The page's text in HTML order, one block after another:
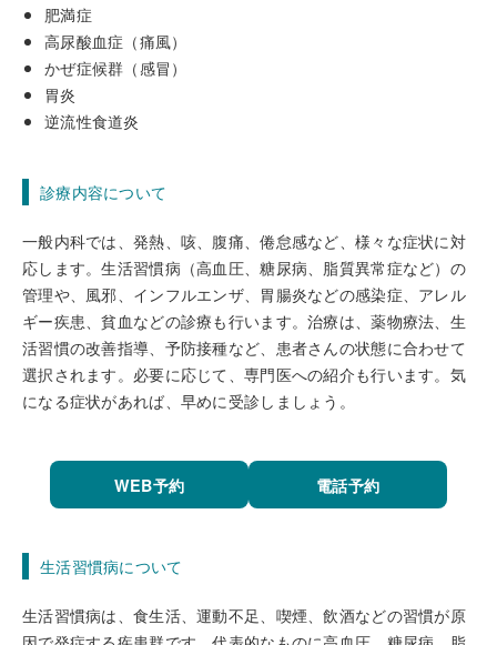
肥満症
高尿酸血症（痛風）
かぜ症候群（感冒）
胃炎
逆流性食道炎
診療内容について
一般内科では、発熱、咳、腹痛、倦怠感など、様々な症状に対
応します。生活習慣病（高血圧、糖尿病、脂質異常症など）の
管理や、風邪、インフルエンザ、胃腸炎などの感染症、アレル
ギー疾患、貧血などの診療も行います。治療は、薬物療法、生
活習慣の改善指導、予防接種など、患者さんの状態に合わせて
選択されます。必要に応じて、専門医への紹介も行います。気
になる症状があれば、早めに受診しましょう。
WEB予約 電話予約
生活習慣病について
生活習慣病は、食生活、運動不足、喫煙、飲酒などの習慣が原